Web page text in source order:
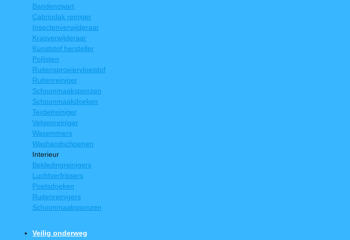
Bandenzwart
Cabriodak reiniger
Insectenverwijderaar
Krasverwijderaar
Kunststof hersteller
Polijsten
Ruitensproeiervloeistof
Ruitenreiniger
Schoonmaaksponzen
Schoonmaakdoeken
Textielreiniger
Velgenreiniger
Wasemmers
Washandschoenen
Interieur
Bekledingreinigers
Luchtverfrissers
Poetsdoeken
Ruitenreinigers
Schoonmaaksponzen
Veilig onderweg